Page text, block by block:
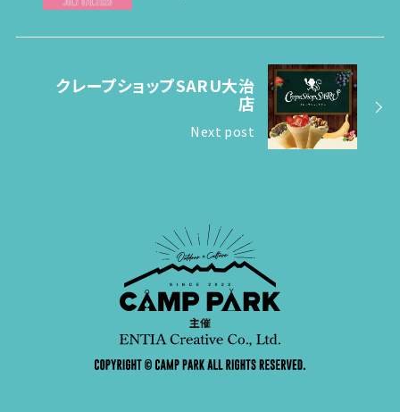
クレープショップSARU大治
店
Next post
主催